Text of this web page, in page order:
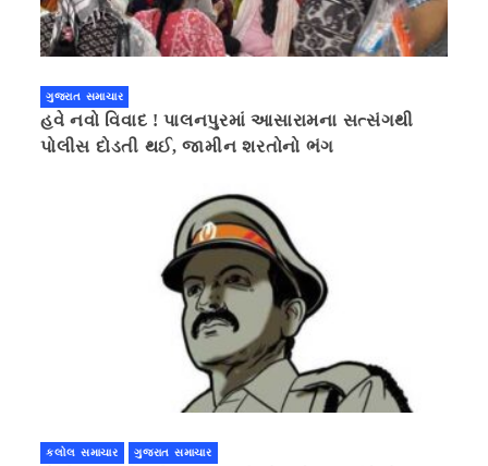
ગુજરાત સમાચાર
હવે નવો વિવાદ ! પાલનપુરમાં આસારામના સત્સંગથી
પોલીસ દોડતી થઈ, જામીન શરતોનો ભંગ
કલોલ સમાચાર ગુજરાત સમાચાર